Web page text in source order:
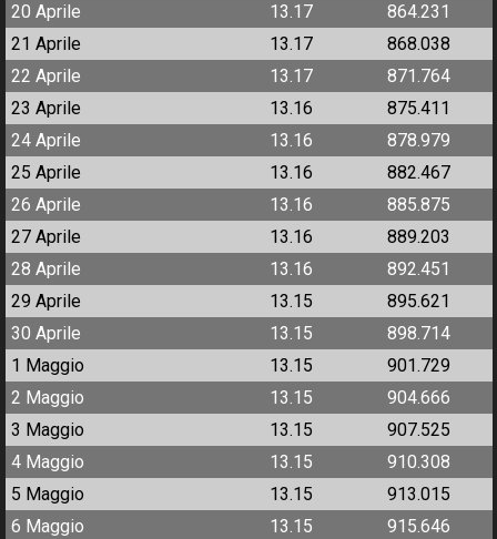
20 Aprile
13.17
864.231
21 Aprile
13.17
868.038
22 Aprile
13.17
871.764
23 Aprile
13.16
875.411
24 Aprile
13.16
878.979
25 Aprile
13.16
882.467
26 Aprile
13.16
885.875
27 Aprile
13.16
889.203
28 Aprile
13.16
892.451
29 Aprile
13.15
895.621
30 Aprile
13.15
898.714
1 Maggio
13.15
901.729
2 Maggio
13.15
904.666
3 Maggio
13.15
907.525
4 Maggio
13.15
910.308
5 Maggio
13.15
913.015
6 Maggio
13.15
915.646